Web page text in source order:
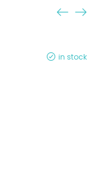
in stock